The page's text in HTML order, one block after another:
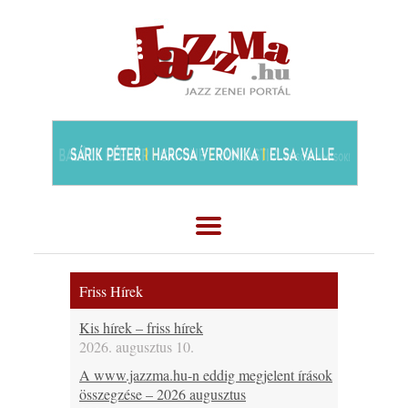
Friss Hírek
Kis hírek – friss hírek
2026. augusztus 10.
A www.jazzma.hu-n eddig megjelent írások
összegzése – 2026 augusztus